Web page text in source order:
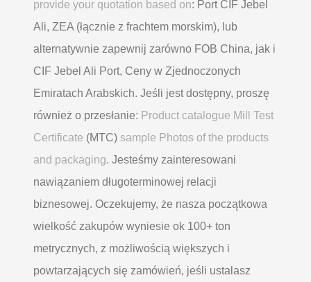
provide your quotation based on: Port CIF Jebel
Ali, ZEA (łącznie z frachtem morskim), lub
alternatywnie zapewnij zarówno FOB China, jak i
CIF Jebel Ali Port, Ceny w Zjednoczonych
Emiratach Arabskich. Jeśli jest dostępny, proszę
również o przesłanie: Product catalogue Mill Test
Certificate (MTC) sample Photos of the products
and packaging. Jesteśmy zainteresowani
nawiązaniem długoterminowej relacji
biznesowej. Oczekujemy, że nasza początkowa
wielkość zakupów wyniesie ok 100+ ton
metrycznych, z możliwością większych i
powtarzających się zamówień, jeśli ustalasz